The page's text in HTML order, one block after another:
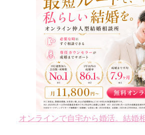
オンラインで自宅から婚活。結婚